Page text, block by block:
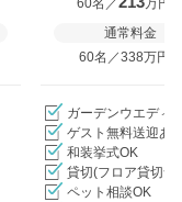
通常料金
60名／338万円〜
ガーデンウエディ
ゲスト無料送迎あ
和装挙式OK
貸切(フロア貸切含
ペット相談OK